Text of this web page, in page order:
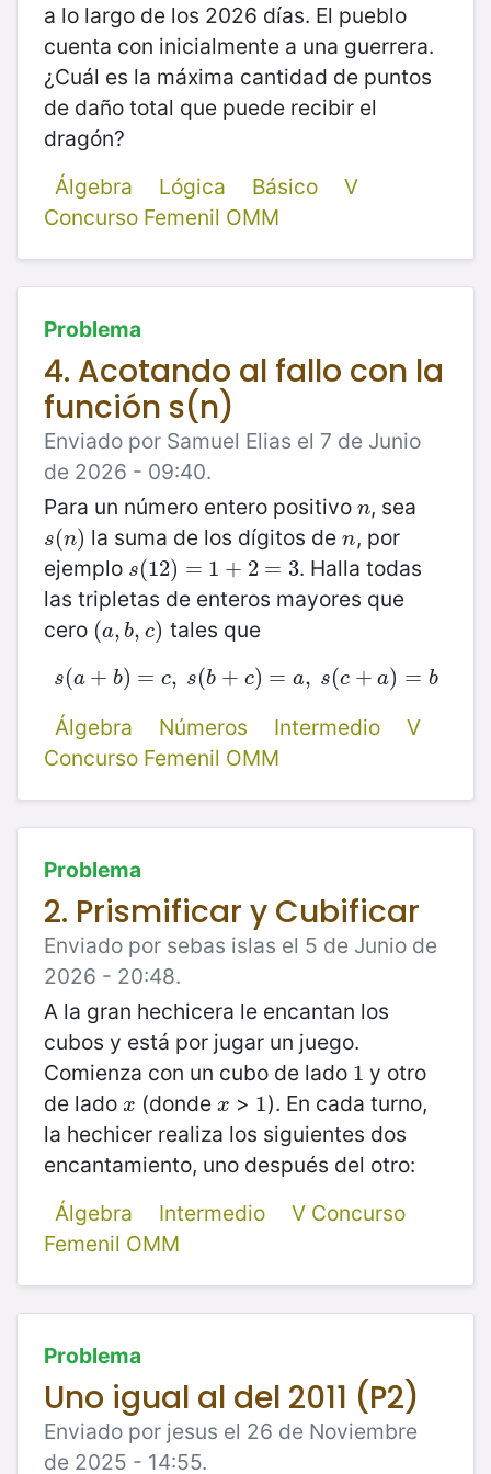
a lo largo de los 2026 días. El pueblo
cuenta con inicialmente a una guerrera.
¿Cuál es la máxima cantidad de puntos
de daño total que puede recibir el
dragón?
Álgebra
Lógica Básico
V
Concurso Femenil OMM
Problema
4. Acotando al fallo con la
función s(n)
Enviado por Samuel Elias el 7 de Junio
de 2026 - 09:40.
Para un número entero positivo n
n, sea
s(n)
s(n) la suma de los dígitos den
n, por
ejemplo s(12) = 1 + 2 = 3
s(12) =1 +2= 3
. Halla todas
las tripletas de enteros mayores que
cero (a, b, c)
(a,b,c) tales que
s(a + b) = c, s(b + c) = a, s(c + a) = b
s (a+b )=c, s( b+c) =a , s c+a)=b
Álgebra
Números Intermedio
V
Concurso Femenil OMM
Problema
2. Prismificar y Cubificar
Enviado por sebas islas el 5 de Junio de
2026 - 20:48.
A la gran hechicera le encantan los
cubos y está por jugar un juego.
Comienza con un cubo de lado 1
1 y otro
de lado x
x (dondex
x > 1
1). En cada turno,
la hechicer realiza los siguientes dos
encantamiento, uno después del otro:
Álgebra
Intermedio
V Concurso
Femenil OMM
Problema
Uno igual al del 2011 (P2)
Enviado por jesus el 26 de Noviembre
de 2025 - 14:55.